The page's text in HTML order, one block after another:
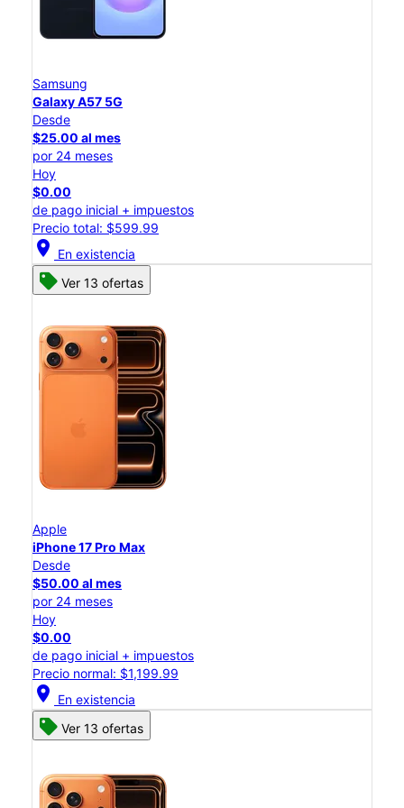
Samsung
Galaxy A57 5G
Desde
$25.00 al mes
por 24 meses
Hoy
$0.00
de pago inicial + impuestos
Precio total: $599.99
location_on En existencia
Ver 13 ofertas
Apple
iPhone 17 Pro Max
Desde
$50.00 al mes
por 24 meses
Hoy
$0.00
de pago inicial + impuestos
Precio normal: $1,199.99
location_on En existencia
Ver 13 ofertas